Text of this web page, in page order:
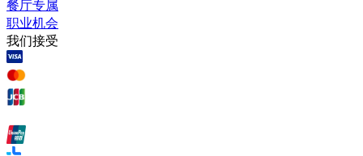
餐厅专属
职业机会
我们接受